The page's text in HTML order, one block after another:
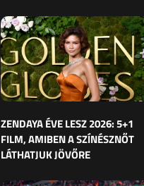
ZENDAYA ÉVE LESZ 2026: 5+1
FILM, AMIBEN A SZÍNÉSZNŐT
LÁTHATJUK JÖVŐRE